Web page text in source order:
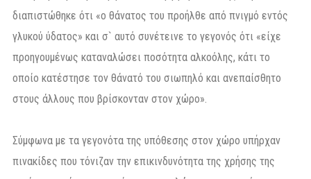
διαπιστώθηκε ότι «ο θάνατος του προήλθε από πνιγμό εντός
γλυκού ύδατος» και σ` αυτό συνέτεινε το γεγονός ότι «είχε
προηγουμένως καταναλώσει ποσότητα αλκοόλης, κάτι το
οποίο κατέστησε τον θάνατό του σιωπηλό και ανεπαίσθητο
στους άλλους που βρίσκονταν στον χώρο».
Σύμφωνα με τα γεγονότα της υπόθεσης στον χώρο υπήρχαν
πινακίδες που τόνιζαν την επικινδυνότητα της χρήσης της